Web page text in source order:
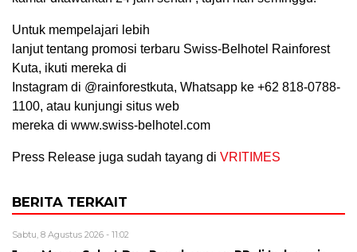
Untuk mempelajari lebih
lanjut tentang promosi terbaru Swiss-Belhotel Rainforest
Kuta, ikuti mereka di
Instagram di @rainforestkuta, Whatsapp ke +62 818-0788-
1100, atau kunjungi situs web
mereka di www.swiss-belhotel.com
Press Release juga sudah tayang di VRITIMES
BERITA TERKAIT
Sabtu, 8 Agustus 2026 - 11:02